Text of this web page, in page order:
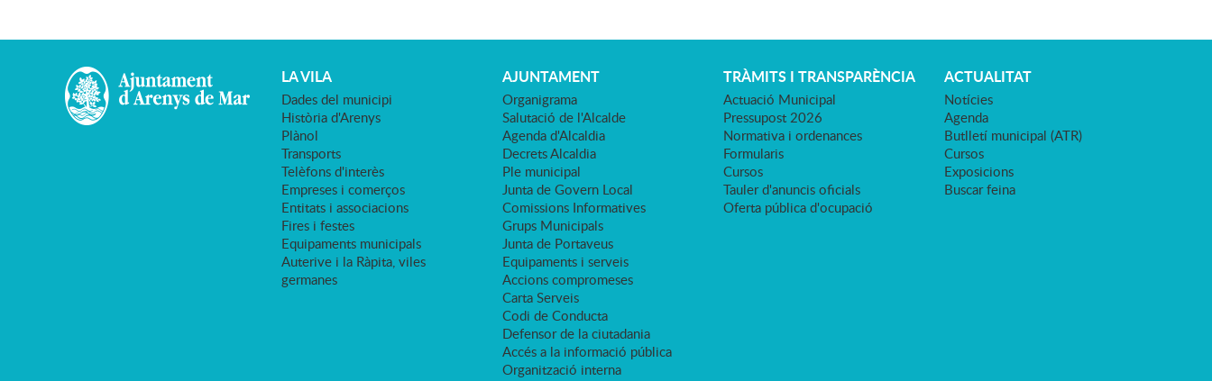
LA VILA
Dades del municipi
Història d'Arenys
Plànol
Transports
Telèfons d'interès
Empreses i comerços
Entitats i associacions
Fires i festes
Equipaments municipals
Auterive i la Ràpita, viles
germanes
AJUNTAMENT
Organigrama
Salutació de l'Alcalde
Agenda d'Alcaldia
Decrets Alcaldia
Ple municipal
Junta de Govern Local
Comissions Informatives
Grups Municipals
Junta de Portaveus
Equipaments i serveis
Accions compromeses
Carta Serveis
Codi de Conducta
Defensor de la ciutadania
Accés a la informació pública
Organització interna
TRÀMITS I TRANSPARÈNCIA
Actuació Municipal
Pressupost 2026
Normativa i ordenances
Formularis
Cursos
Tauler d'anuncis oficials
Oferta pública d'ocupació
ACTUALITAT
Notícies
Agenda
Butlletí municipal (ATR)
Cursos
Exposicions
Buscar feina